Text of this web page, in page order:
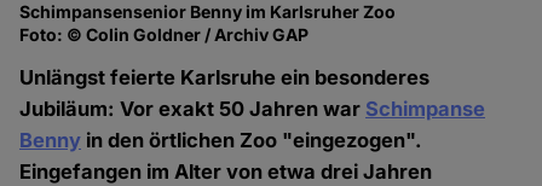
Schimpansensenior Benny im Karlsruher Zoo
Foto: © Colin Goldner / Archiv GAP
Unlängst feierte Karlsruhe ein besonderes
Jubiläum: Vor exakt 50 Jahren war Schimpanse
Benny in den örtlichen Zoo "eingezogen".
Eingefangen im Alter von etwa drei Jahren